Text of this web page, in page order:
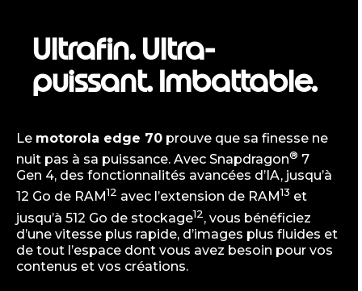
Ultrafin. Ultra-
puissant. Imbattable.
Le motorola edge 70 prouve que sa finesse ne
nuit pas à sa puissance. Avec Snapdragon® 7
Gen 4, des fonctionnalités avancées d’IA, jusqu’à
12 Go de RAM12 avec l’extension de RAM13 et
jusqu’à 512 Go de stockage12, vous bénéficiez
d’une vitesse plus rapide, d’images plus fluides et
de tout l’espace dont vous avez besoin pour vos
contenus et vos créations.